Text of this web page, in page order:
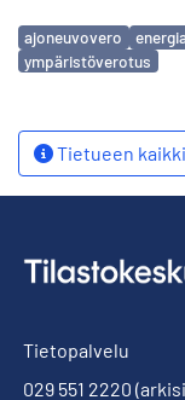
Avainsanat
ajoneuvovero
ympäristöverotus
Tietueen
Tietopalvelu
029 551 2220